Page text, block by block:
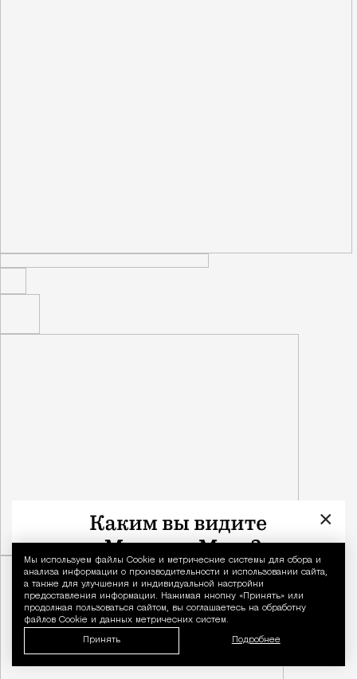
Уведомление
Мы используем файлы Сookie и метрические системы для сбора и
анализа информации о производительности и использовании сайта,
а также для улучшения и индивидуальной настройки
предоставления информации. Нажимая кнопку «Принять» или
продолжая пользоваться сайтом, вы соглашаетесь на обработку
файлов Cookie и данных метрических систем.
Принять Подробнее
×